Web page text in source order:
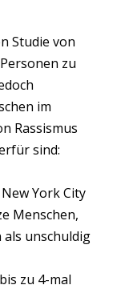
Studie von
zu
im
Rassismus
sind:
York City
Menschen,
als unschuldig
zu 4-mal